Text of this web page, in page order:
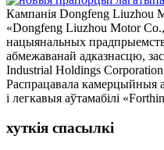
Кампанія Dongfeng Liuzhou
«Dongfeng Liuzhou Motor
нацыянальных
абмежаванай адказнасцю,
Industrial Holdings
Распрацавала камерцыйныя
і легкавыя аўтамабілі
хуткія спасылкі